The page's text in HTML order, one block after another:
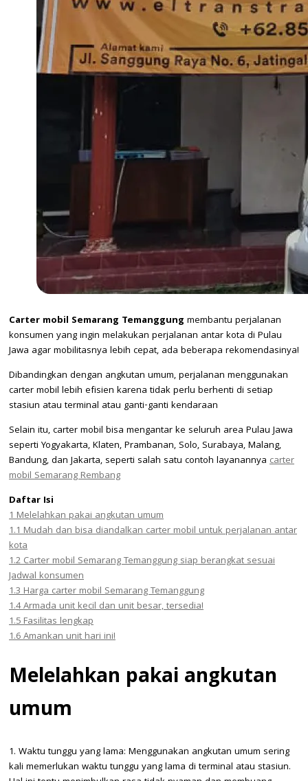
Carter mobil Semarang Temanggung membantu perjalanan
konsumen yang ingin melakukan perjalanan antar kota di Pulau
Jawa agar mobilitasnya lebih cepat, ada beberapa rekomendasinya!
Dibandingkan dengan angkutan umum, perjalanan menggunakan
carter mobil lebih efisien karena tidak perlu berhenti di setiap
stasiun atau terminal atau ganti-ganti kendaraan
Selain itu, carter mobil bisa mengantar ke seluruh area Pulau Jawa
seperti Yogyakarta, Klaten, Prambanan, Solo, Surabaya, Malang,
Bandung, dan Jakarta, seperti salah satu contoh layanannya carter
mobil Semarang Rembang
Daftar Isi
1Melelahkan pakai angkutan umum
1.1Mudah dan bisa diandalkan carter mobil untuk perjalanan antar
kota
1.2Carter mobil Semarang Temanggung siap berangkat sesuai
Jadwal konsumen
1.3Harga carter mobil Semarang Temanggung
1.4Armada unit kecil dan unit besar, tersedia!
1.5Fasilitas lengkap
1.6Amankan unit hari ini!
Melelahkan pakai angkutan
umum
1. Waktu tunggu yang lama: Menggunakan angkutan umum sering
kali memerlukan waktu tunggu yang lama di terminal atau stasiun.